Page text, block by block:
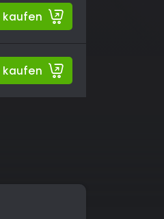
kaufen
kaufen